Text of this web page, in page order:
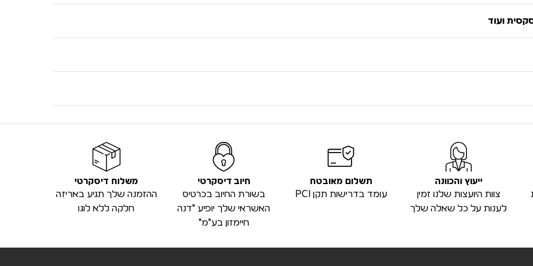
ועוד
ייעוץ והכוונה
צוות היועצות שלנו זמין
לענות על כל שאלה שלך
תשלום מאובטח
עומד בדרישות תקן PCI
חיוב דיסקרטי
בשורת החיוב בכרטיס
האשראי שלך יופיע "דנה
חיימזון בע"מ"
משלוח דיסקרטי
ההזמנה שלך תגיע באריזה
חלקה ללא לוגו